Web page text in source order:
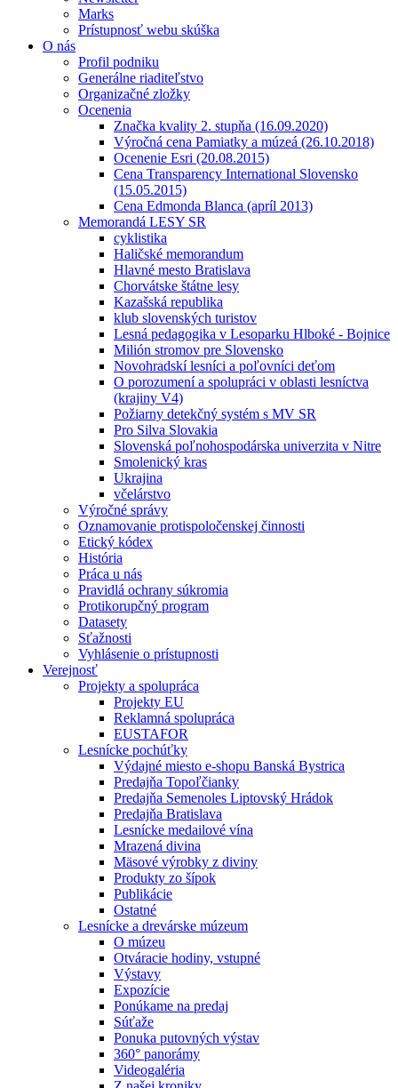
Marks
Prístupnosť webu skúška
O nás
Profil podniku
Generálne riaditeľstvo
Organizačné zložky
Ocenenia
Značka kvality 2. stupňa (16.09.2020)
Výročná cena Pamiatky a múzeá (26.10.2018)
Ocenenie Esri (20.08.2015)
Cena Transparency International Slovensko
(15.05.2015)
Cena Edmonda Blanca (apríl 2013)
Memorandá LESY SR
cyklistika
Haličské memorandum
Hlavné mesto Bratislava
Chorvátske štátne lesy
Kazašská republika
klub slovenských turistov
Lesná pedagogika v Lesoparku Hlboké - Bojnice
Milión stromov pre Slovensko
Novohradskí lesníci a poľovníci deťom
O porozumení a spolupráci v oblasti lesníctva
(krajiny V4)
Požiarny detekčný systém s MV SR
Pro Silva Slovakia
Slovenská poľnohospodárska univerzita v Nitre
Smolenický kras
Ukrajina
včelárstvo
Výročné správy
Oznamovanie protispoločenskej činnosti
Etický kódex
História
Práca u nás
Pravidlá ochrany súkromia
Protikorupčný program
Datasety
Sťažnosti
Vyhlásenie o prístupnosti
Verejnosť
Projekty a spolupráca
Projekty EU
Reklamná spolupráca
EUSTAFOR
Lesnícke pochúťky
Výdajné miesto e-shopu Banská Bystrica
Predajňa Topoľčianky
Predajňa Semenoles Liptovský Hrádok
Predajňa Bratislava
Lesnícke medailové vína
Mrazená divina
Mäsové výrobky z diviny
Produkty zo šípok
Publikácie
Ostatné
Lesnícke a drevárske múzeum
O múzeu
Otváracie hodiny, vstupné
Výstavy
Expozície
Ponúkame na predaj
Súťaže
Ponuka putovných výstav
360° panorámy
Videogaléria